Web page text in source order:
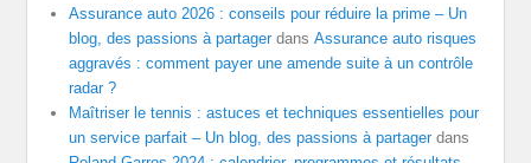
Assurance auto 2026 : conseils pour réduire la prime – Un
blog, des passions à partagerdansAssurance auto risques
aggravés : comment payer une amende suite à un contrôle
radar ?
Maîtriser le tennis : astuces et techniques essentielles pour
un service parfait – Un blog, des passions à partagerdans